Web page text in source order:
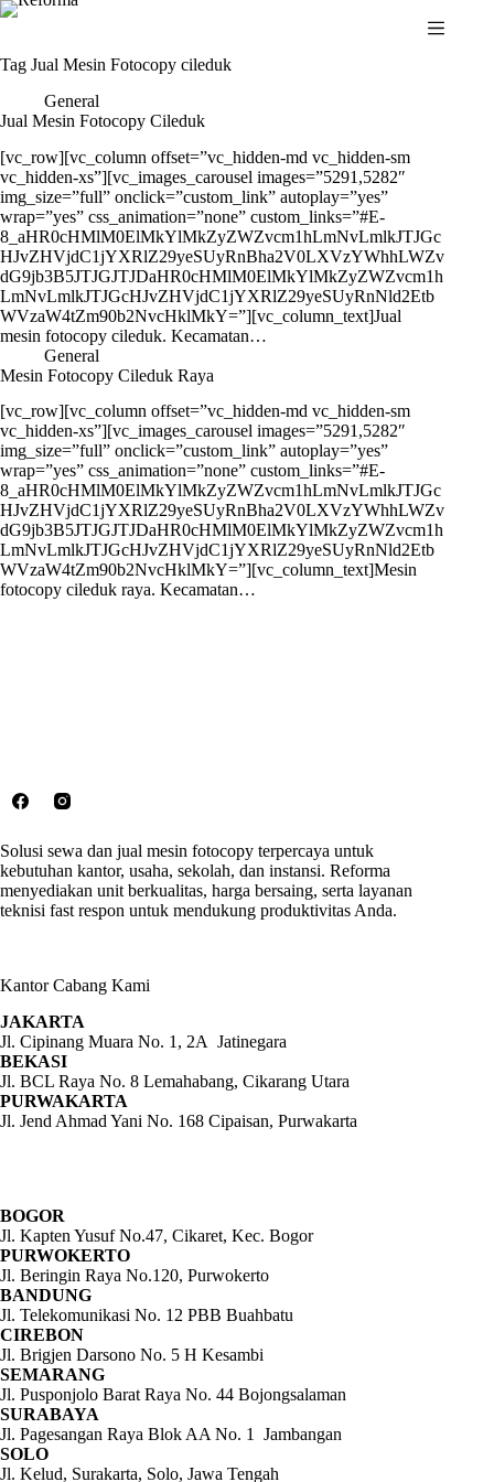
Skip
Tag Jual Mesin Fotocopy cileduk
General
Jual Mesin Fotocopy Cileduk
[vc_row][vc_column offset=”vc_hidden-md vc_hidden-sm
vc_hidden-xs”][vc_images_carousel images=”5291,5282″
img_size=”full” onclick=”custom_link” autoplay=”yes”
wrap=”yes” css_animation=”none” custom_links=”#E-
8_aHR0cHMlM0ElMkYlMkZyZWZvcm1hLmNvLmlkJTJGc
HJvZHVjdC1jYXRlZ29yeSUyRnBha2V0LXVzYWhhLWZv
dG9jb3B5JTJGJTJDaHR0cHMlM0ElMkYlMkZyZWZvcm1h
LmNvLmlkJTJGcHJvZHVjdC1jYXRlZ29yeSUyRnNld2Etb
WVzaW4tZm90b2NvcHklMkY=”][vc_column_text]Jual
mesin fotocopy cileduk. Kecamatan…
General
Mesin Fotocopy Cileduk Raya
[vc_row][vc_column offset=”vc_hidden-md vc_hidden-sm
vc_hidden-xs”][vc_images_carousel images=”5291,5282″
img_size=”full” onclick=”custom_link” autoplay=”yes”
wrap=”yes” css_animation=”none” custom_links=”#E-
8_aHR0cHMlM0ElMkYlMkZyZWZvcm1hLmNvLmlkJTJGc
HJvZHVjdC1jYXRlZ29yeSUyRnBha2V0LXVzYWhhLWZv
dG9jb3B5JTJGJTJDaHR0cHMlM0ElMkYlMkZyZWZvcm1h
LmNvLmlkJTJGcHJvZHVjdC1jYXRlZ29yeSUyRnNld2Etb
WVzaW4tZm90b2NvcHklMkY=”][vc_column_text]Mesin
fotocopy cileduk raya. Kecamatan…
Solusi sewa dan jual mesin fotocopy terpercaya untuk
kebutuhan kantor, usaha, sekolah, dan instansi. Reforma
menyediakan unit berkualitas, harga bersaing, serta layanan
teknisi fast respon untuk mendukung produktivitas Anda.
Kantor Cabang Kami
JAKARTA
Jl. Cipinang Muara No. 1, 2A Jatinegara
BEKASI
Jl. BCL Raya No. 8 Lemahabang, Cikarang Utara
PURWAKARTA
Jl. Jend Ahmad Yani No. 168 Cipaisan, Purwakarta
BOGOR
Jl. Kapten Yusuf No.47, Cikaret, Kec. Bogor
PURWOKERTO
Jl. Beringin Raya No.120, Purwokerto
BANDUNG
Jl. Telekomunikasi No. 12 PBB Buahbatu
CIREBON
Jl. Brigjen Darsono No. 5 H Kesambi
SEMARANG
Jl. Pusponjolo Barat Raya No. 44 Bojongsalaman
SURABAYA
Jl. Pagesangan Raya Blok AA No. 1 Jambangan
SOLO
Jl. Kelud, Surakarta, Solo, Jawa Tengah